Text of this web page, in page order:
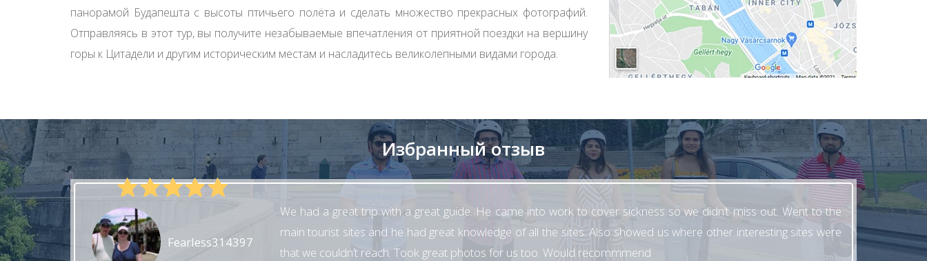
панорамой Будапешта с высоты птичьего полёта и сделать множество прекрасных фотографий.
Отправляясь в этот тур, вы получите незабываемые впечатления от приятной поездки на вершину
горы к Цитадели и другим историческим местам и насладитесь великолепными видами города.
Избранный отзыв
Fearless314397
We had a great trip with a great guide. He came into work to cover sickness so we didn’t miss out. Went to the
main tourist sites and he had great knowledge of all the sites. Also showed us where other interesting sites were
that we couldn’t reach. Took great photos for us too. Would recommmend